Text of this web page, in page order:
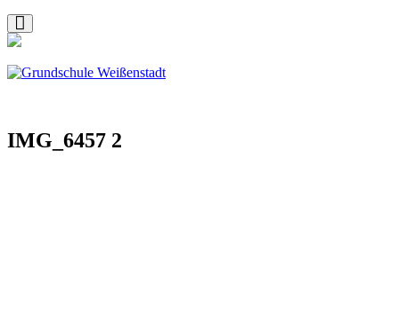
IMG_6457 2